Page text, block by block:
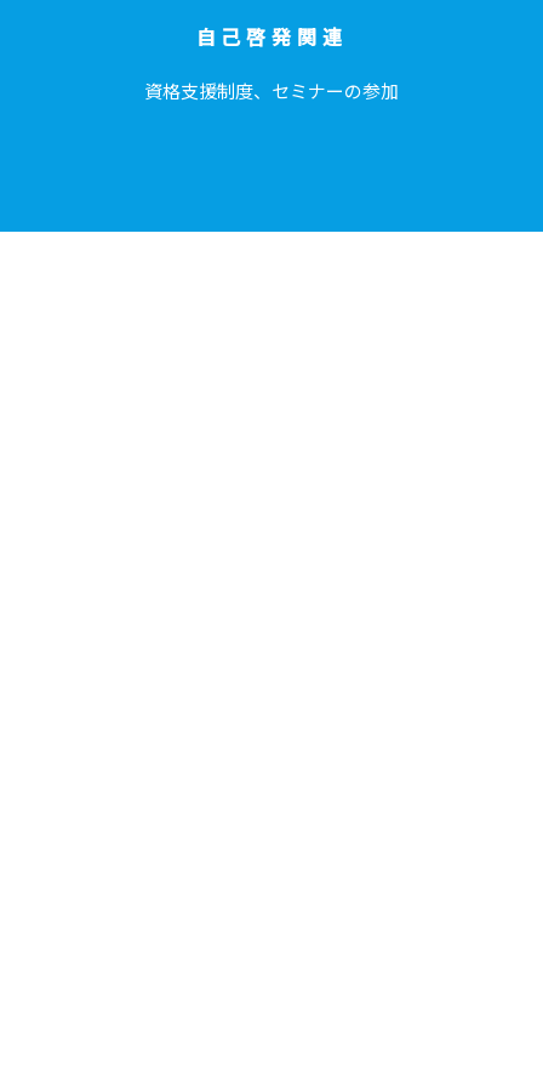
自己啓発関連
資格支援制度、セミナーの参加